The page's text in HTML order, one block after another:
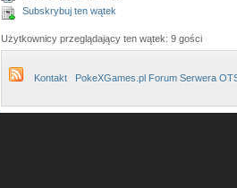
Subskrybuj ten wątek
Użytkownicy przeglądający ten wątek: 9 gości
Kontakt PokeXGames.pl Forum Serwera